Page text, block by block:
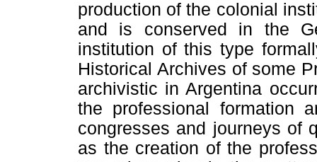
production of the colonial
and is conserved in the
institution of this type
Historical Archives of some
archivistic in Argentina
the professional formation
congresses and journeys of
as the creation of the